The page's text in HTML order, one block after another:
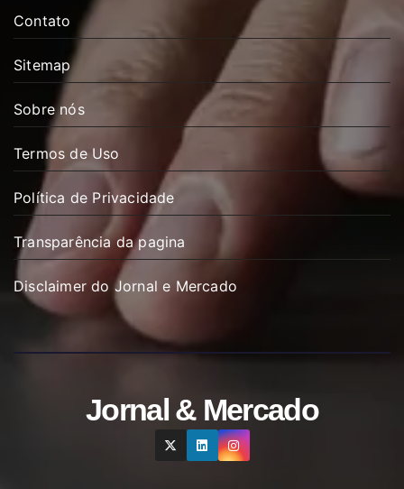
Contato
Sitemap
Sobre nós
Termos de Uso
Política de Privacidade
Transparência da pagina
Disclaimer do Jornal e Mercado
Jornal & Mercado